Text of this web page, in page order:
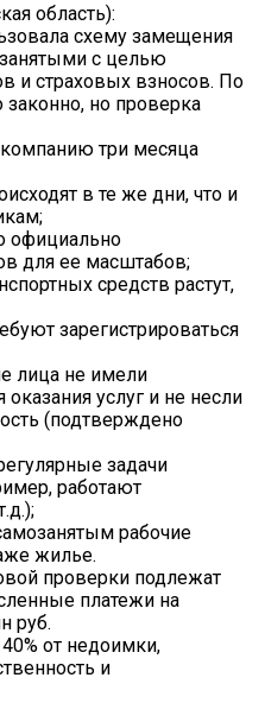
область):
схему замещения
с целью
и страховых взносов. По
но проверка
три месяца
в те же дни, что и
официально
для ее масштабов;
средств растут,
зарегистрироваться
лица не имели
услуг и не несли
(подтверждено
задачи
работают
рабочие
жилье.
проверки подлежат
платежи на
руб.
от недоимки,
и